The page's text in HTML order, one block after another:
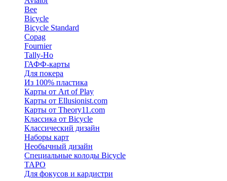
Bee
Bicycle
Bicycle Standard
Copag
Fournier
Tally-Ho
ГАФФ-карты
Для покера
Из 100% пластика
Карты от Art of Play
Карты от Ellusionist.com
Карты от Theory11.com
Классика от Bicycle
Классический дизайн
Наборы карт
Необычный дизайн
Специальные колоды Bicycle
ТАРО
Для фокусов и кардистри